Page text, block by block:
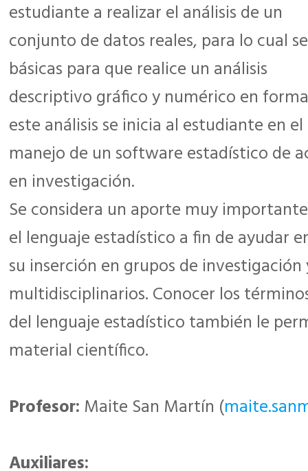
estudiante a realizar el análisis de un
conjunto de datos reales, para lo cual
básicas para que realice un análisis
descriptivo gráfico y numérico en
este análisis se inicia al estudiante en el
manejo de un software estadístico de
en investigación.
Se considera un aporte muy
el lenguaje estadístico a fin de ayudar
su inserción en grupos de
multidisciplinarios. Conocer los
del lenguaje estadístico también le
material científico.
Profesor: Maite San Martín (
Auxiliares: